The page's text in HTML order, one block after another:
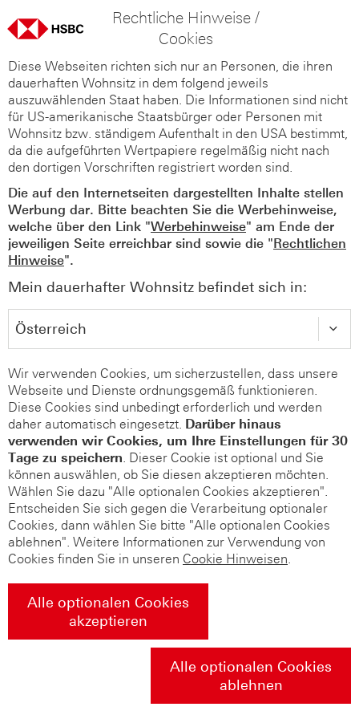
Rechtliche Hinweise /
Cookies
Diese Webseiten richten sich nur an Personen, die ihren
dauerhaften Wohnsitz in dem folgend jeweils
auszuwählenden Staat haben. Die Informationen sind nicht
für US-amerikanische Staatsbürger oder Personen mit
Wohnsitz bzw. ständigem Aufenthalt in den USA bestimmt,
da die aufgeführten Wertpapiere regelmäßig nicht nach
den dortigen Vorschriften registriert worden sind.
Die auf den Internetseiten dargestellten Inhalte stellen
Werbung dar. Bitte beachten Sie die Werbehinweise,
welche über den Link "Werbehinweise" am Ende der
jeweiligen Seite erreichbar sind sowie die "Rechtlichen
Hinweise".
Mein dauerhafter Wohnsitz befindet sich in:
Wir verwenden Cookies, um sicherzustellen, dass unsere
Webseite und Dienste ordnungsgemäß funktionieren.
Diese Cookies sind unbedingt erforderlich und werden
daher automatisch eingesetzt. Darüber hinaus
verwenden wir Cookies, um Ihre Einstellungen für 30
Tage zu speichern. Dieser Cookie ist optional und Sie
können auswählen, ob Sie diesen akzeptieren möchten.
Wählen Sie dazu "Alle optionalen Cookies akzeptieren".
Entscheiden Sie sich gegen die Verarbeitung optionaler
Cookies, dann wählen Sie bitte "Alle optionalen Cookies
ablehnen". Weitere Informationen zur Verwendung von
Cookies finden Sie in unseren Cookie Hinweisen.
Alle optionalen Cookies
akzeptieren
Alle optionalen Cookies
ablehnen